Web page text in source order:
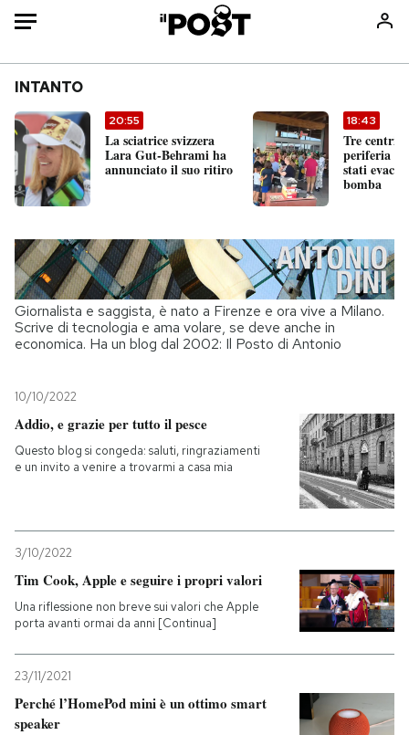
Auto
HOME
Italia
Mondo
Politica
Internet
Scienza
Cultura
Economia
Moda
Libri
Consumismi
Ok Boomer!
Media
Europa
Altrecose
PODCAST
SHOP
CALENDARIO
INTANTO
20:55
La sciatrice svizzera
Lara Gut-Behrami ha
annunciato il suo ritiro
18:43
Tre centri
periferia
stati
bomba
Giornalista e saggista, è nato a Firenze e ora vive a Milano.
Scrive di tecnologia e ama volare, se deve anche in
economica. Ha un blog dal 2002: Il Posto di Antonio
10/10/2022
Addio, e grazie per tutto il pesce
Questo blog si congeda: saluti, ringraziamenti
e un invito a venire a trovarmi a casa mia
3/10/2022
Tim Cook, Apple e seguire i propri valori
Una riflessione non breve sui valori che Apple
porta avanti ormai da anni [Continua]
23/11/2021
Perché l’HomePod mini è un ottimo smart
speaker